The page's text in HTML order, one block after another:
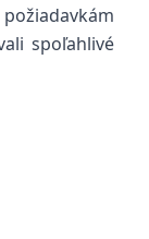
spoľahlivé